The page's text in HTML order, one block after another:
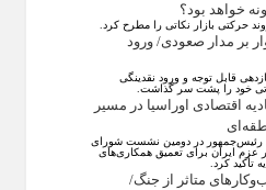
خواهد بود؟
حرکتی بازار نکاتی را مطرح کرد.
بر مدار صعودی/ ورود
قابل توجه و ورود نقدینگی
خود را پشت سر گذاشت.
اقتصادی اوراسیا در مسیر
رئیس‌جمهور در دومین نشست شورای
بر عزم ایران برای تعمیق همکاری‌های
تأکید کرد.
متاثر از جنگ/